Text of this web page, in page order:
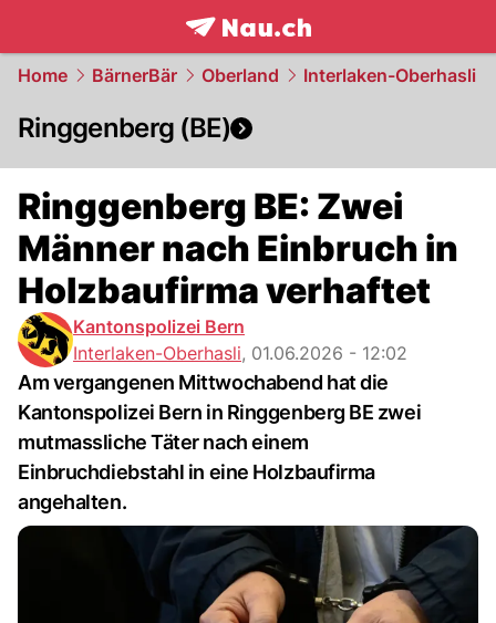
frontpage.NAU.ch
Home BärnerBär Oberland Interlaken-Oberhasli
Ringgenberg (BE)
Ringgenberg BE: Zwei
Männer nach Einbruch in
Holzbaufirma verhaftet
Kantonspolizei Bern
Interlaken-Oberhasli, 01.06.2026 - 12:02
Am vergangenen Mittwochabend hat die
Kantonspolizei Bern in Ringgenberg BE zwei
mutmassliche Täter nach einem
Einbruchdiebstahl in eine Holzbaufirma
angehalten.